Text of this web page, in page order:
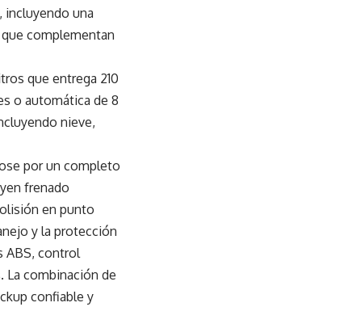
incluyendo una
complementan
que entrega 210
o automática de 8
nieve,
por un completo
frenado
en punto
y la protección
ABS, control
combinación de
confiable y